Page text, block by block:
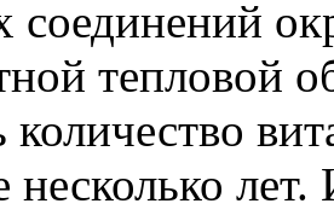
соединений
тепловой
количество
несколько